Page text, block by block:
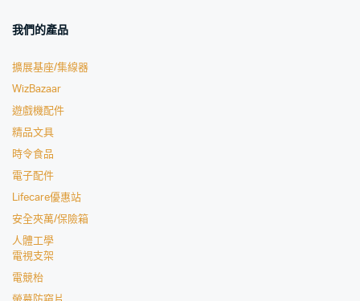
我們的產品
擴展基座/集線器
WizBazaar
遊戲機配件
精品文具
時令食品
電子配件
Lifecare優惠站
安全夾萬/保險箱
人體工學
電視支架
電競枱